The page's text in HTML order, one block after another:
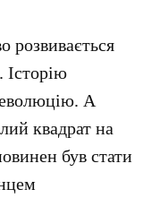
Історію
А
квадрат на
був стати